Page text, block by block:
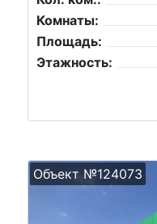
Комнаты:
Площадь:
Этажность:
Объект №124073